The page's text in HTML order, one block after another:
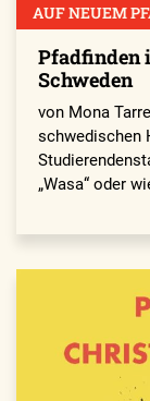
AUF NEUEM
Pfadfinden
Schweden
von Mona
schwedischen
„Wasa“ oder